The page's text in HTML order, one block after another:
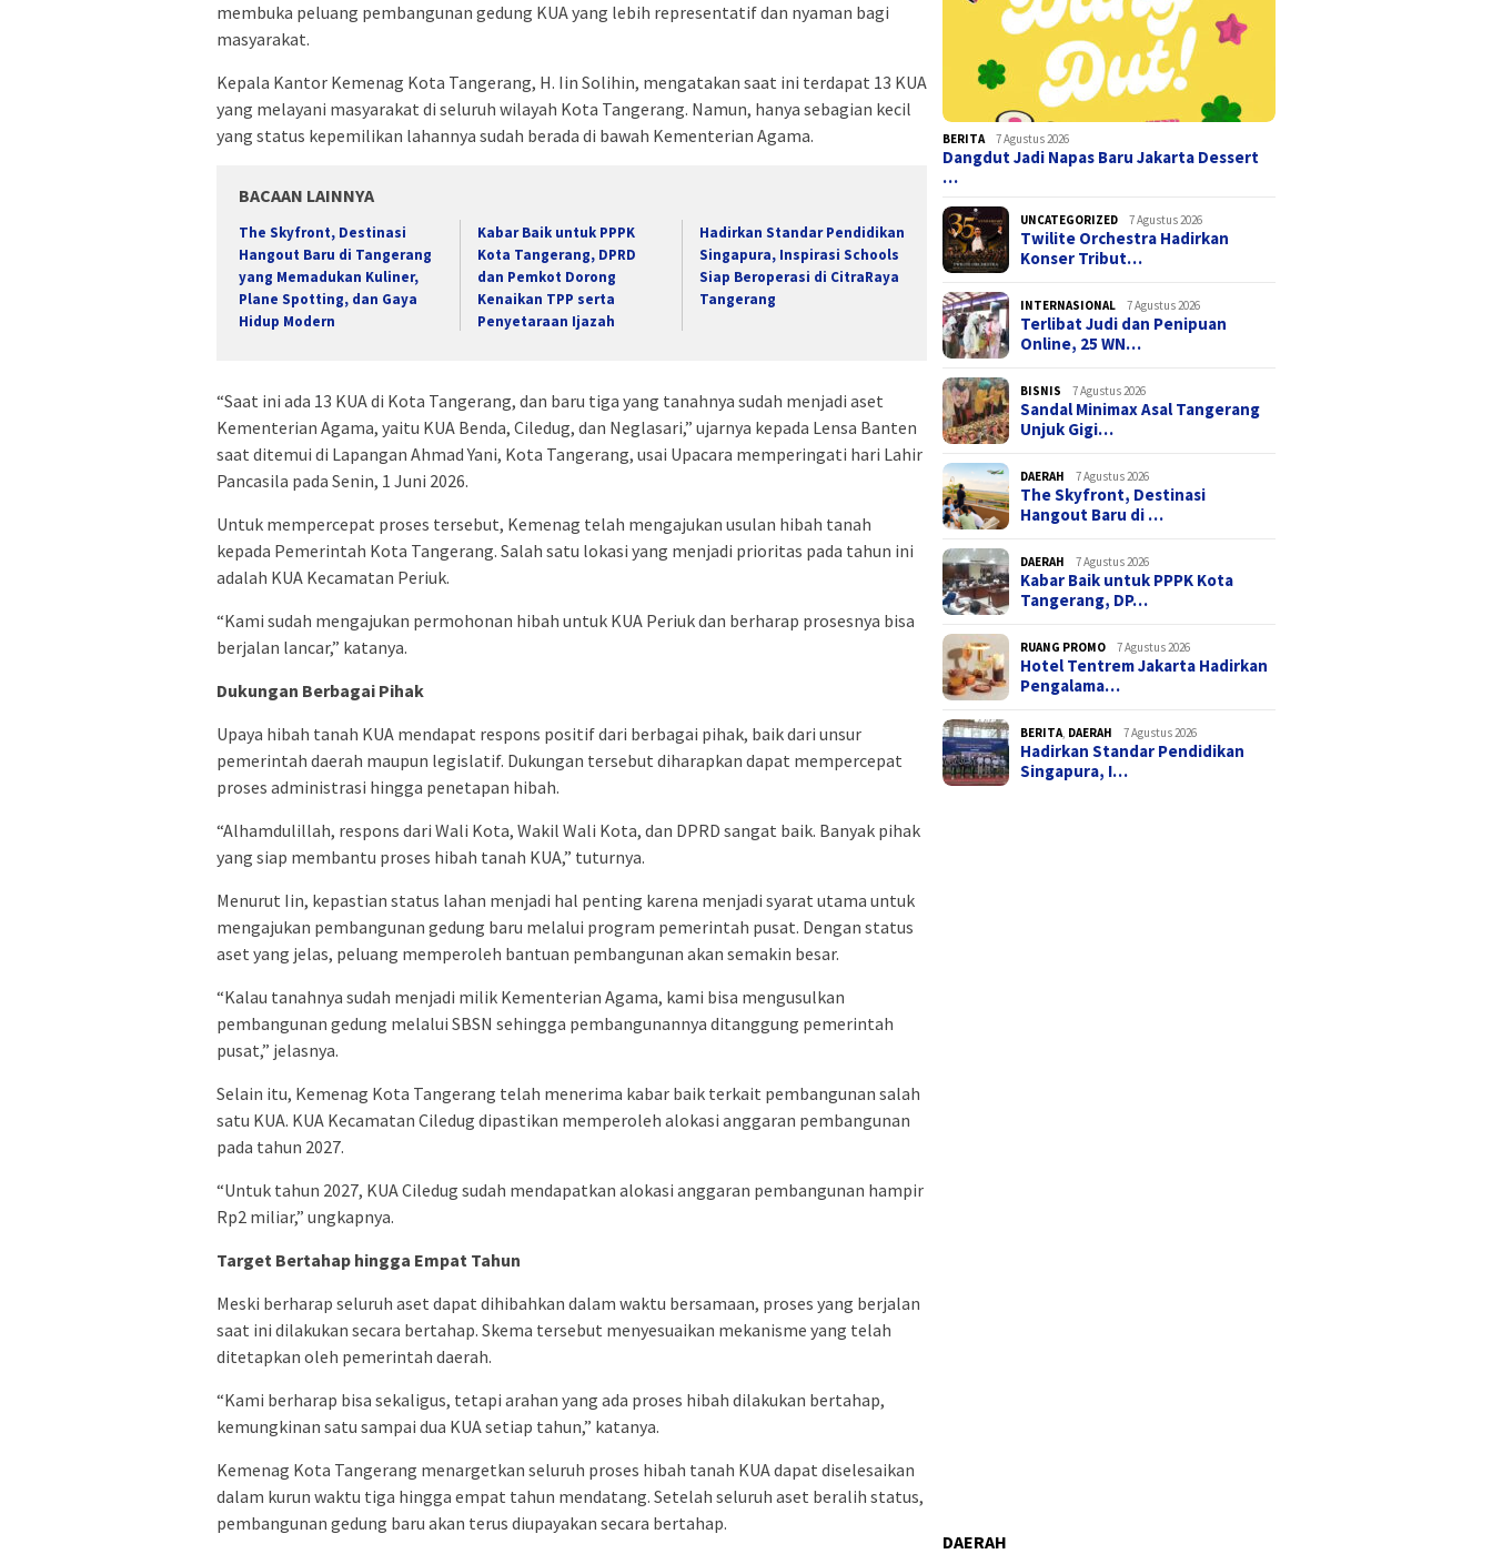
membuka peluang pembangunan gedung KUA yang lebih representatif dan nyaman bagi
masyarakat.
Kepala Kantor Kemenag Kota Tangerang, H. Iin Solihin, mengatakan saat ini terdapat 13 KUA
yang melayani masyarakat di seluruh wilayah Kota Tangerang. Namun, hanya sebagian kecil
yang status kepemilikan lahannya sudah berada di bawah Kementerian Agama.
BACAAN LAINNYA
The Skyfront, Destinasi
Hangout Baru di Tangerang
yang Memadukan Kuliner,
Plane Spotting, dan Gaya
Hidup Modern
Kabar Baik untuk PPPK
Kota Tangerang, DPRD
dan Pemkot Dorong
Kenaikan TPP serta
Penyetaraan Ijazah
Hadirkan Standar Pendidikan
Singapura, Inspirasi Schools
Siap Beroperasi di CitraRaya
Tangerang
“Saat ini ada 13 KUA di Kota Tangerang, dan baru tiga yang tanahnya sudah menjadi aset
Kementerian Agama, yaitu KUA Benda, Ciledug, dan Neglasari,” ujarnya kepada Lensa Banten
saat ditemui di Lapangan Ahmad Yani, Kota Tangerang, usai Upacara memperingati hari Lahir
Pancasila pada Senin, 1 Juni 2026.
Untuk mempercepat proses tersebut, Kemenag telah mengajukan usulan hibah tanah
kepada Pemerintah Kota Tangerang. Salah satu lokasi yang menjadi prioritas pada tahun ini
adalah KUA Kecamatan Periuk.
“Kami sudah mengajukan permohonan hibah untuk KUA Periuk dan berharap prosesnya bisa
berjalan lancar,” katanya.
Dukungan Berbagai Pihak
Upaya hibah tanah KUA mendapat respons positif dari berbagai pihak, baik dari unsur
pemerintah daerah maupun legislatif. Dukungan tersebut diharapkan dapat mempercepat
proses administrasi hingga penetapan hibah.
“Alhamdulillah, respons dari Wali Kota, Wakil Wali Kota, dan DPRD sangat baik. Banyak pihak
yang siap membantu proses hibah tanah KUA,” tuturnya.
Menurut Iin, kepastian status lahan menjadi hal penting karena menjadi syarat utama untuk
mengajukan pembangunan gedung baru melalui program pemerintah pusat. Dengan status
aset yang jelas, peluang memperoleh bantuan pembangunan akan semakin besar.
“Kalau tanahnya sudah menjadi milik Kementerian Agama, kami bisa mengusulkan
pembangunan gedung melalui SBSN sehingga pembangunannya ditanggung pemerintah
pusat,” jelasnya.
Selain itu, Kemenag Kota Tangerang telah menerima kabar baik terkait pembangunan salah
satu KUA. KUA Kecamatan Ciledug dipastikan memperoleh alokasi anggaran pembangunan
pada tahun 2027.
“Untuk tahun 2027, KUA Ciledug sudah mendapatkan alokasi anggaran pembangunan hampir
Rp2 miliar,” ungkapnya.
Target Bertahap hingga Empat Tahun
Meski berharap seluruh aset dapat dihibahkan dalam waktu bersamaan, proses yang berjalan
saat ini dilakukan secara bertahap. Skema tersebut menyesuaikan mekanisme yang telah
ditetapkan oleh pemerintah daerah.
“Kami berharap bisa sekaligus, tetapi arahan yang ada proses hibah dilakukan bertahap,
kemungkinan satu sampai dua KUA setiap tahun,” katanya.
Kemenag Kota Tangerang menargetkan seluruh proses hibah tanah KUA dapat diselesaikan
dalam kurun waktu tiga hingga empat tahun mendatang. Setelah seluruh aset beralih status,
pembangunan gedung baru akan terus diupayakan secara bertahap.
BERITA 7 Agustus 2026
Dangdut Jadi Napas Baru Jakarta Dessert
…
UNCATEGORIZED 7 Agustus 2026
Twilite Orchestra Hadirkan
Konser Tribut…
INTERNASIONAL 7 Agustus 2026
Terlibat Judi dan Penipuan
Online, 25 WN…
BISNIS 7 Agustus 2026
Sandal Minimax Asal Tangerang
Unjuk Gigi…
DAERAH 7 Agustus 2026
The Skyfront, Destinasi
Hangout Baru di …
DAERAH 7 Agustus 2026
Kabar Baik untuk PPPK Kota
Tangerang, DP…
RUANG PROMO 7 Agustus 2026
Hotel Tentrem Jakarta Hadirkan
Pengalama…
BERITA, DAERAH 7 Agustus 2026
Hadirkan Standar Pendidikan
Singapura, I…
DAERAH